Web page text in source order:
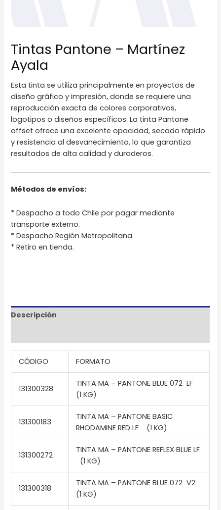
Tintas Pantone – Martínez
Ayala
Esta tinta se utiliza principalmente en proyectos de
diseño gráfico y impresión, donde se requiere una
reproducción exacta de colores corporativos,
logotipos o diseños específicos. La tinta Pantone
offset ofrece una excelente opacidad, secado rápido
y resistencia al desvanecimiento, lo que garantiza
resultados de alta calidad y duraderos.
Métodos de envíos:
* Despacho a todo Chile por pagar mediante
transporte externo.
* Despacho Región Metropolitana.
* Retiro en tienda.
Descripción
CÓDIGO FORMATO
131300328
TINTA MA – PANTONE BLUE 072 LF
(1 KG)
131300183
TINTA MA – PANTONE BASIC
RHODAMINE RED LF (1 KG)
131300272
TINTA MA – PANTONE REFLEX BLUE LF
(1 KG)
131300318
TINTA MA – PANTONE BLUE 072 V2
(1 KG)